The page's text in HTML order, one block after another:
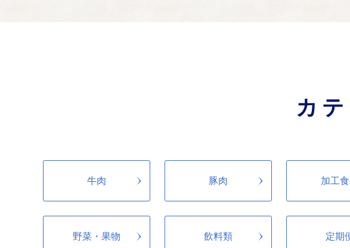
カ
牛肉 豚肉 加工
野菜・果物 飲料類 定期